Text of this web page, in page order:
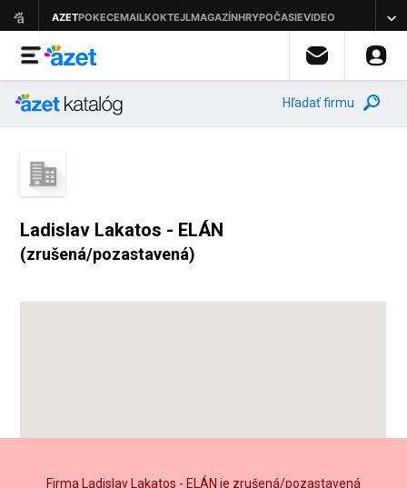
Hľadať firmu
Ladislav Lakatos - ELÁN
(zrušená/pozastavená)
Firma Ladislav Lakatos - ELÁN je zrušená/pozastavená